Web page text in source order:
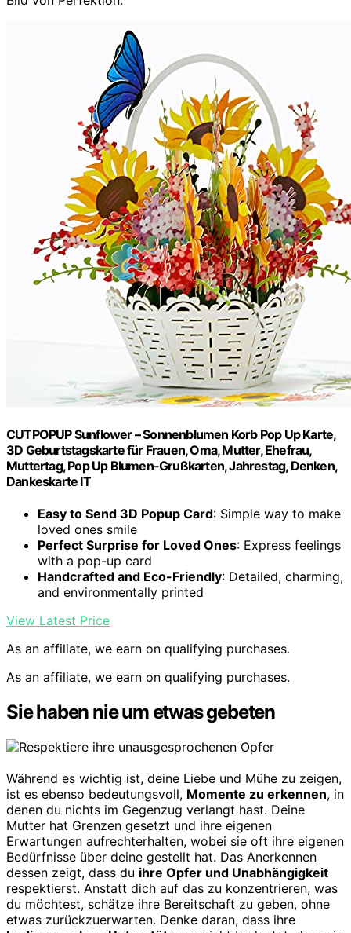
CUTPOPUP Sunflower – Sonnenblumen Korb Pop Up Karte,
3D Geburtstagskarte für Frauen, Oma, Mutter, Ehefrau,
Muttertag, Pop Up Blumen-Grußkarten, Jahrestag, Denken,
Dankeskarte IT
Easy to Send 3D Popup Card: Simple way to make
loved ones smile
Perfect Surprise for Loved Ones: Express feelings
with a pop-up card
Handcrafted and Eco-Friendly: Detailed, charming,
and environmentally printed
View Latest Price
As an affiliate, we earn on qualifying purchases.
As an affiliate, we earn on qualifying purchases.
Sie haben nie um etwas gebeten
Während es wichtig ist, deine Liebe und Mühe zu zeigen,
ist es ebenso bedeutungsvoll, Momente zu erkennen, in
denen du nichts im Gegenzug verlangt hast. Deine
Mutter hat Grenzen gesetzt und ihre eigenen
Erwartungen aufrechterhalten, wobei sie oft ihre eigenen
Bedürfnisse über deine gestellt hat. Das Anerkennen
dessen zeigt, dass du ihre Opfer und Unabhängigkeit
respektierst. Anstatt dich auf das zu konzentrieren, was
du möchtest, schätze ihre Bereitschaft zu geben, ohne
etwas zurückzuerwarten. Denke daran, dass ihre